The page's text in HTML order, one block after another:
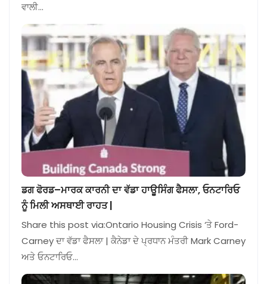
ਵਾਲੀ…
ਡਗ ਫੋਰਡ–ਮਾਰਕ ਕਾਰਨੀ ਦਾ ਵੱਡਾ ਹਾਊਸਿੰਗ ਫੈਸਲਾ, ਓਨਟਾਰਿਓ
ਨੂੰ ਮਿਲੀ ਅਸਥਾਈ ਰਾਹਤ |
Share this post via:Ontario Housing Crisis ‘ਤੇ Ford-
Carney ਦਾ ਵੱਡਾ ਫੈਸਲਾ | ਕੈਨੇਡਾ ਦੇ ਪ੍ਰਧਾਨ ਮੰਤਰੀ Mark Carney
ਅਤੇ ਓਨਟਾਰਿਓ…